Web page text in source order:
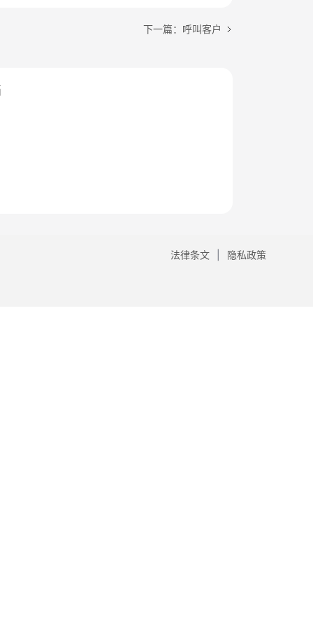
下一篇：呼叫客户
法律条文 隐私政策